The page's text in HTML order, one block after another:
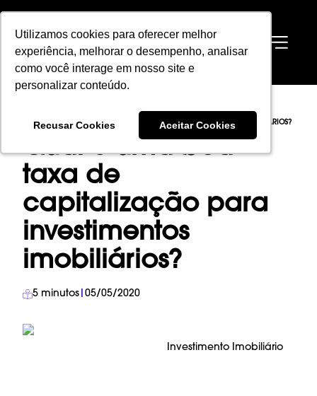
Utilizamos cookies para oferecer melhor
experiência, melhorar o desempenho, analisar
como você interage em nosso site e
personalizar conteúdo.
Recusar Cookies Aceitar Cookies
Utilizamos cookies para oferecer melhor
experiência, melhorar o desempenho, analisar
como você interage em nosso site e
personalizar conteúdo.
Recusar Cookies Aceitar Cookies
EN
INVESTIMENTO IMOBILIÁRIO
→
QUAL É UMA BOA TAXA DE CAPITALIZAÇÃO PARA INVESTIMENTOS IMOBILIÁRIOS?
Qual é uma boa
taxa de
capitalização para
investimentos
imobiliários?
5 minutos 05/05/2020
Investimento Imobiliário